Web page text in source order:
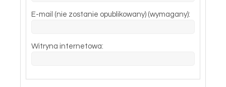
E-mail (nie zostanie opublikowany) (wymagany):
Witryna internetowa: